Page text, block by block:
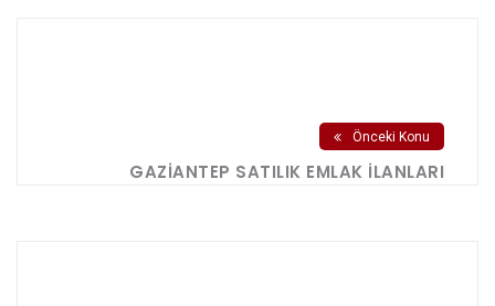
Önceki Konu
GAZIANTEP SATILIK EMLAK İLANLARI